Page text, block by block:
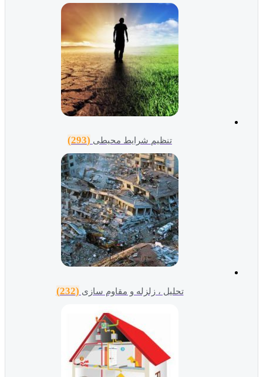
تنظیم شرایط محیطی (293)
تحلیل ، زلزله و مقاوم سازی(232)